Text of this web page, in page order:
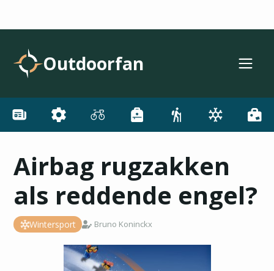
Outdoorfan
Airbag rugzakken
als reddende engel?
Wintersport Bruno Koninckx